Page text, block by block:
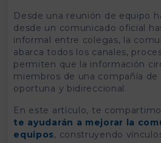
Desde una reunión de equipo
desde un comunicado oficial
informal entre colegas, la
abarca todos los canales,
permiten que la información
miembros de una compañía de
oportuna y bidireccional.
En este artículo, te
te ayudarán a mejorar la
equipos, construyendo